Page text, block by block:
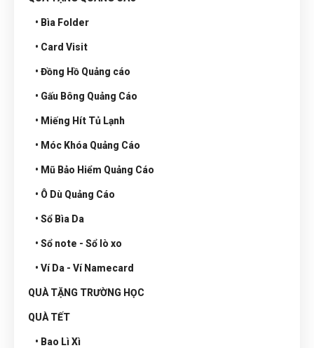
• Bìa Folder
• Card Visit
• Đồng Hồ Quảng cáo
• Gấu Bông Quảng Cáo
• Miếng Hít Tủ Lạnh
• Móc Khóa Quảng Cáo
• Mũ Bảo Hiểm Quảng Cáo
• Ô Dù Quảng Cáo
• Sổ Bìa Da
• Sổ note - Sổ lò xo
• Ví Da - Ví Namecard
QUÀ TẶNG TRƯỜNG HỌC
QUÀ TẾT
• Bao Lì Xì